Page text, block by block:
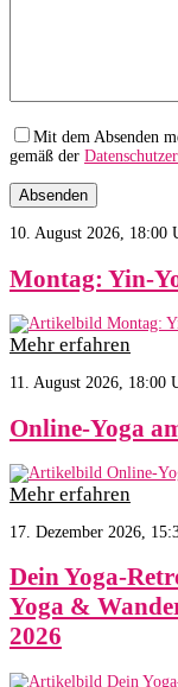
Mit dem Absenden
gemäß der
10. August 2026, 18:00
Montag: Yin-
Mehr erfahren
11. August 2026, 18:00
Online-Yoga
Mehr erfahren
17. Dezember 2026,
Dein Yoga-
Yoga &
2026